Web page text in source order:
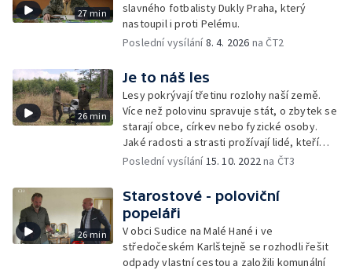
27 min
slavného fotbalisty Dukly Praha, který
nastoupil i proti Pelému.
Poslední vysílání8. 4. 2026 na ČT2
26 min
Je to náš les
Lesy pokrývají třetinu rozlohy naší země.
Více než polovinu spravuje stát, o zbytek se
starají obce, církev nebo fyzické osoby.
Jaké radosti a strasti prožívají lidé, kteří
o lesy pečují?
Poslední vysílání15. 10. 2022na ČT3
26 min
Starostové - poloviční
popeláři
V obci Sudice na Malé Hané i ve
středočeském Karlštejně se rozhodli řešit
odpady vlastní cestou a založili komunální